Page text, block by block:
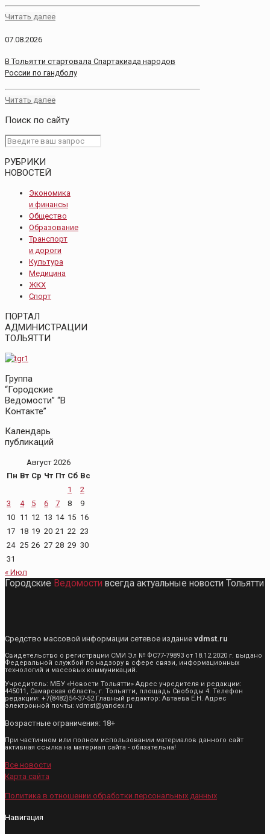
Читать далее
07.08.2026
В Тольятти стартовала Спартакиада народов
России по гандболу
Читать далее
Поиск по сайту
РУБРИКИ
НОВОСТЕЙ
Экономика
и финансы
Общество
Образование
Транспорт
и дороги
Культура
Медицина
ЖКХ
Спорт
ПОРТАЛ
АДМИНИСТРАЦИИ
ТОЛЬЯТТИ
Группа
“Городские
Ведомости” “В
Контакте”
Календарь
публикаций
Август 2026
Пн Вт Ср Чт Пт Сб Вс
1
2
3
4 5 6 7 8
9
10 11 12 13 14 15 16
17 18 19 20 21 22 23
24 25 26 27 28 29 30
31
« Июл
Городские Ведомости всегда актуальные новости Тольятти
Средство массовой информации сетевое издание vdmst.ru
Свидетельство о регистрации СМИ Эл № ФС77-79893 от 18.12.2020 г. выдано
Федеральной службой по надзору в сфере связи, информационных
технологий и массовых коммуникаций.
Учредитель: МБУ «Новости Тольятти» Адрес учредителя и редакции:
445011, Самарская область, г. Тольятти, площадь Свободы 4. Телефон
редакции: +7(8482)54-37-52 Главный редактор: Автаева Е.Н. Адрес
электронной почты: vdmst@yandex.ru
Возрастные ограничения: 18+
При частичном или полном использовании материалов данного сайт
активная ссылка на материал сайта - обязательна!
Все новости
Карта сайта
Политика в отношении обработки персональных данных
Навигация